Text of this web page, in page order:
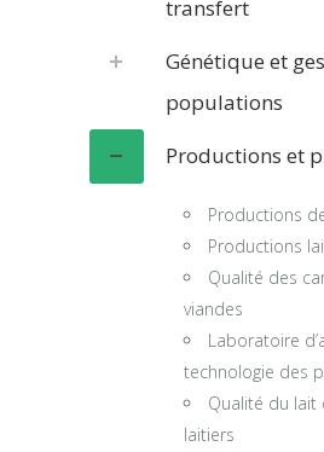
transfert
Génétique et
populations
Productions et
Productions
Productions
Qualité des
viandes
Laboratoire
technologie des
Qualité du
laitiers